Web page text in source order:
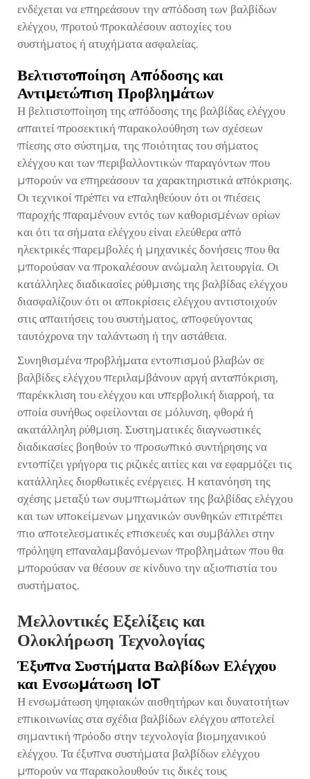
ενδέχεται να επηρεάσουν την απόδοση των βαλβίδων
ελέγχου, προτού προκαλέσουν αστοχίες του
συστήματος ή ατυχήματα ασφαλείας.
Βελτιστοποίηση Απόδοσης και
Αντιμετώπιση Προβλημάτων
Η βελτιστοποίηση της απόδοσης της βαλβίδας ελέγχου
απαιτεί προσεκτική παρακολούθηση των σχέσεων
πίεσης στο σύστημα, της ποιότητας του σήματος
ελέγχου και των περιβαλλοντικών παραγόντων που
μπορούν να επηρεάσουν τα χαρακτηριστικά απόκρισης.
Οι τεχνικοί πρέπει να επαληθεύουν ότι οι πιέσεις
παροχής παραμένουν εντός των καθορισμένων ορίων
και ότι τα σήματα ελέγχου είναι ελεύθερα από
ηλεκτρικές παρεμβολές ή μηχανικές δονήσεις που θα
μπορούσαν να προκαλέσουν ανώμαλη λειτουργία. Οι
κατάλληλες διαδικασίες ρύθμισης της βαλβίδας ελέγχου
διασφαλίζουν ότι οι αποκρίσεις ελέγχου αντιστοιχούν
στις απαιτήσεις του συστήματος, αποφεύγοντας
ταυτόχρονα την ταλάντωση ή την αστάθεια.
Συνηθισμένα προβλήματα εντοπισμού βλαβών σε
βαλβίδες ελέγχου περιλαμβάνουν αργή ανταπόκριση,
παρέκκλιση του ελέγχου και υπερβολική διαρροή, τα
οποία συνήθως οφείλονται σε μόλυνση, φθορά ή
ακατάλληλη ρύθμιση. Συστηματικές διαγνωστικές
διαδικασίες βοηθούν το προσωπικό συντήρησης να
εντοπίζει γρήγορα τις ριζικές αιτίες και να εφαρμόζει τις
κατάλληλες διορθωτικές ενέργειες. Η κατανόηση της
σχέσης μεταξύ των συμπτωμάτων της βαλβίδας ελέγχου
και των υποκείμενων μηχανικών συνθηκών επιτρέπει
πιο αποτελεσματικές επισκευές και συμβάλλει στην
πρόληψη επαναλαμβανόμενων προβλημάτων που θα
μπορούσαν να θέσουν σε κίνδυνο την αξιοπιστία του
συστήματος.
Μελλοντικές Εξελίξεις και
Ολοκλήρωση Τεχνολογίας
Έξυπνα Συστήματα Βαλβίδων Ελέγχου
και Ενσωμάτωση IoT
Η ενσωμάτωση ψηφιακών αισθητήρων και δυνατοτήτων
επικοινωνίας στα σχέδια βαλβίδων ελέγχου αποτελεί
σημαντική πρόοδο στην τεχνολογία βιομηχανικού
ελέγχου. Τα έξυπνα συστήματα βαλβίδων ελέγχου
μπορούν να παρακολουθούν τις δικές τους